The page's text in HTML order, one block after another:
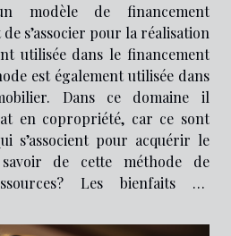
modèle de financement
s’associer pour la réalisation
utilisée dans le financement
est également utilisée dans
Dans ce domaine il
en copropriété, car ce sont
s’associent pour acquérir le
de cette méthode de
Les bienfaits du
avantages. Il est...